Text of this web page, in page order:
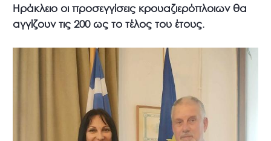
Ηράκλειο οι προσεγγίσεις κρουαζιερόπλοιων θα
αγγίζουν τις 200 ως το τέλος του έτους.